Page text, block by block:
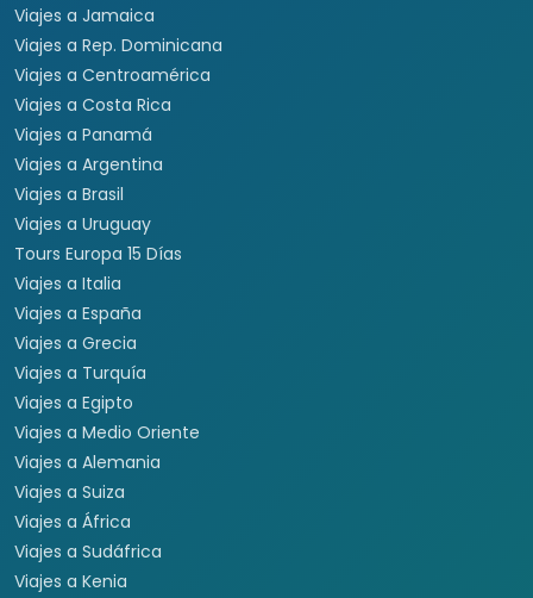
Viajes a Jamaica
Viajes a Rep. Dominicana
Viajes a Centroamérica
Viajes a Costa Rica
Viajes a Panamá
Viajes a Argentina
Viajes a Brasil
Viajes a Uruguay
Tours Europa 15 Días
Viajes a Italia
Viajes a España
Viajes a Grecia
Viajes a Turquía
Viajes a Egipto
Viajes a Medio Oriente
Viajes a Alemania
Viajes a Suiza
Viajes a África
Viajes a Sudáfrica
Viajes a Kenia